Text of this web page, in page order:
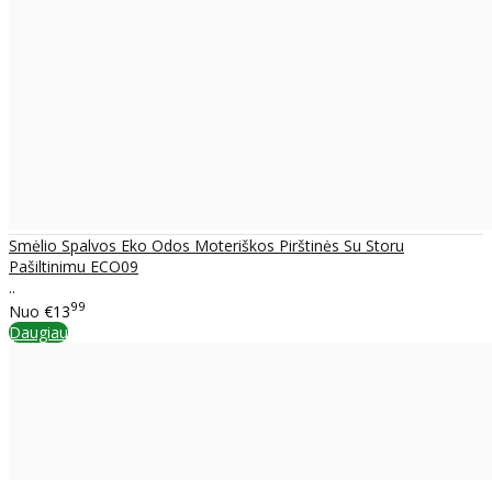
Smėlio Spalvos Eko Odos Moteriškos Pirštinės Su Storu
Pašiltinimu ECO09
..
Nuo €1399
Daugiau